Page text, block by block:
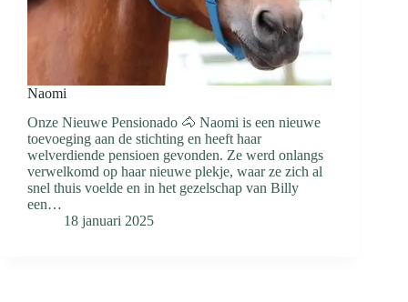
Naomi
Onze Nieuwe Pensionado 🐴 Naomi is een nieuwe
toevoeging aan de stichting en heeft haar
welverdiende pensioen gevonden. Ze werd onlangs
verwelkomd op haar nieuwe plekje, waar ze zich al
snel thuis voelde en in het gezelschap van Billy
een…
18 januari 2025